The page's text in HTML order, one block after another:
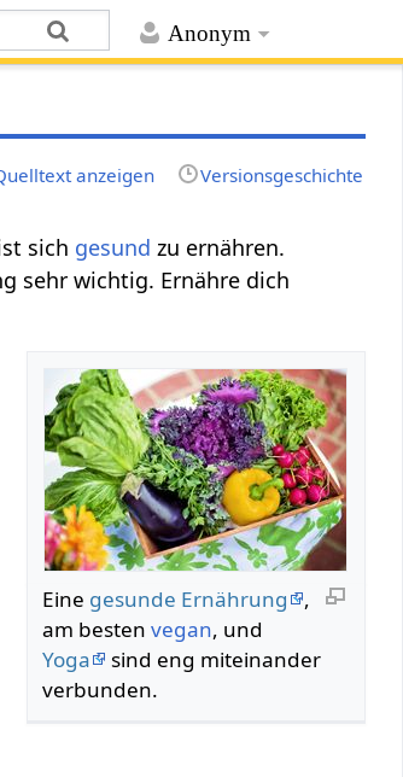
Anonym
anzeigen Versionsgeschichte
sich gesund zu ernähren.
sehr wichtig. Ernähre dich
Eine gesunde Ernährung
,
am bestenvegan, und
Yoga
sind eng miteinander
verbunden.